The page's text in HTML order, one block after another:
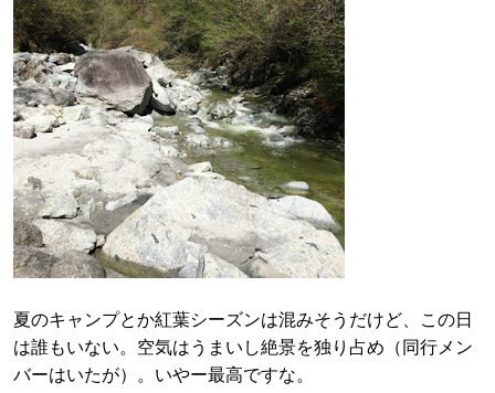
夏のキャンプとか紅葉シーズンは混みそうだけど、この日
は誰もいない。空気はうまいし絶景を独り占め（同行メン
バーはいたが）。いやー最高ですな。